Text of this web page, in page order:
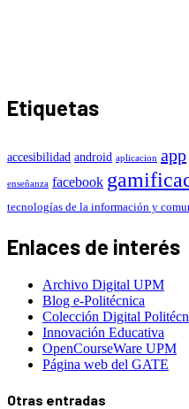
Etiquetas
accesibilidad android aplicacion app
enseñanza facebook
tecnologías de la información y
Enlaces de interés
Archivo Digital UPM
Blog e-Politécnica
Colección Digital
Innovación Educativa
OpenCourseWare UPM
Página web del GATE
Otras entradas